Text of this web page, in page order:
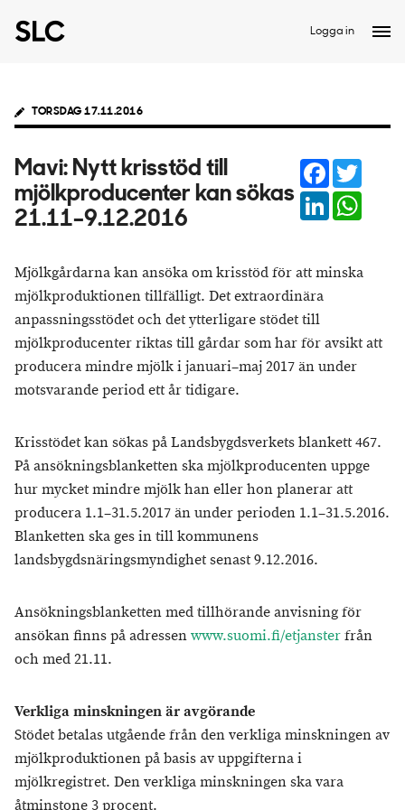
Logga in
TORSDAG 17.11.2016
Mavi: Nytt krisstöd till
mjölkproducenter kan sökas
21.11–9.12.2016
Facebook
LinkedIn
Mjölkgårdarna kan ansöka om krisstöd för att minska
mjölkproduktionen tillfälligt. Det extraordinära
anpassningsstödet och det ytterligare stödet till
mjölkproducenter riktas till gårdar som har för avsikt att
producera mindre mjölk i januari–maj 2017 än under
motsvarande period ett år tidigare.
Krisstödet kan sökas på Landsbygdsverkets blankett 467.
På ansökningsblanketten ska mjölkproducenten uppge
hur mycket mindre mjölk han eller hon planerar att
producera 1.1–31.5.2017 än under perioden 1.1–31.5.2016.
Blanketten ska ges in till kommunens
landsbygdsnäringsmyndighet senast 9.12.2016.
Ansökningsblanketten med tillhörande anvisning för
ansökan finns på adressenwww.suomi.fi/etjansterfrån
och med 21.11.
Verkliga minskningen är avgörande
Stödet betalas utgående från den verkliga minskningen av
mjölkproduktionen på basis av uppgifterna i
mjölkregistret. Den verkliga minskningen ska vara
åtminstone 3 procent.